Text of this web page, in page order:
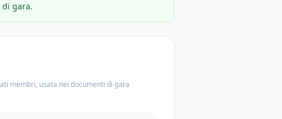
di gara.
membri, usata nei documenti di gara